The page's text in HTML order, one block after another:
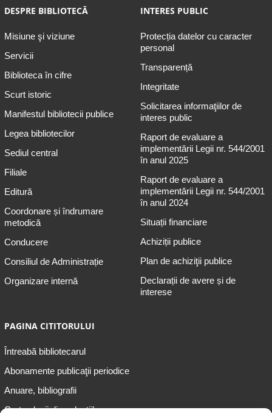
DESPRE BIBLIOTECĂ
Misiune şi viziune
Servicii
Biblioteca în cifre
Scurt istoric
Manifestul bibliotecii publice
Legea bibliotecilor
Sediul central
Filiale
Editură
Coordonare și îndrumare
metodică
Conducere
Consiliul de Administrație
Organizare internă
INTERES PUBLIC
Protecția datelor cu caracter
personal
Transparență
Integritate
Solicitarea informaţiilor de
interes public
Raport de evaluare a
implementării Legii nr. 544/2001
în anul 2025
Raport de evaluare a
implementării Legii nr. 544/2001
în anul 2024
Situații financiare
Achiziții publice
Plan de achiziţii publice
Declarații de avere și de
interese
PAGINA CITITORULUI
Întreabă bibliotecarul
Abonamente publicaţii periodice
Anuare, bibliografii
Cartea lunii din colecțiile